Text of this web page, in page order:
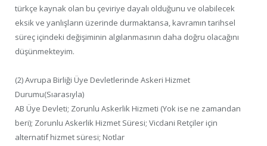
türkçe kaynak olan bu çeviriye dayalı olduğunu ve olabilecek
eksik ve yanlışların üzerinde durmaktansa, kavramın tarihsel
süreç içindeki değişiminin algılanmasının daha doğru olacağını
düşünmekteyim.
(2) Avrupa Birliği Üye Devletlerinde Askeri Hizmet
Durumu(Sıarasıyla)
AB Üye Devleti; Zorunlu Askerlik Hizmeti (Yok ise ne zamandan
beri); Zorunlu Askerlik Hizmet Süresi; Vicdani Retçiler için
alternatif hizmet süresi; Notlar